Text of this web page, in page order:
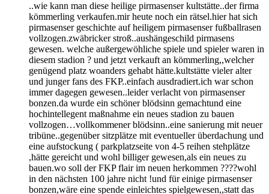
..wie kann man diese heilige pirmasenser kultstätte..der firma
kömmerling verkaufen.mir heute noch ein rätsel.hier hat sich
pirmasenser geschichte auf heiligem pirmasenser fußballrasen
vollzogen.zwäbricker stroß..aushängeschild pirmasens
gewesen. welche außergewöhliche spiele und spieler waren in
diesem stadion ? und jetzt verkauft an kömmerling,,welcher
genügend platz woanders gehabt hätte.kultstätte vieler alter
und junger fans des FKP..einfach ausdradiert.ich war schon
immer dagegen gewesen..leider verlacht von pirmasenser
bonzen.da wurde ein schöner blödsinn gemachtund eine
hochintellegent maßnahme ein neues stadion zu bauen
vollzogen…vollkommener blödsinn..eine sanierung mit neuer
tribüne..gegenüber sitzplätze mit eventueller überdachung und
eine aufstockung ( parkplatzseite von 4-5 reihen stehplätze
,hätte gereicht und wohl billiger gewesen,als ein neues zu
bauen.wo soll der FKP flair im neuen herkommen ????wohl
in den nächsten 100 jahre nicht !und für einige pirmasenser
bonzen,wäre eine spende einleichtes spielgewesen,,statt das